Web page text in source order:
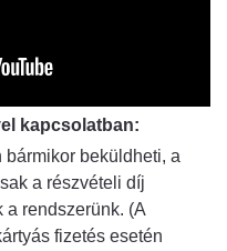
kapcsolatban:
bármikor beküldheti, a
a részvételi díj
a rendszerünk. (A
fizetés esetén